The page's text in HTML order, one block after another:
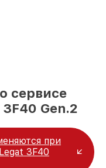
сервисе
Gen.2
при
3F40